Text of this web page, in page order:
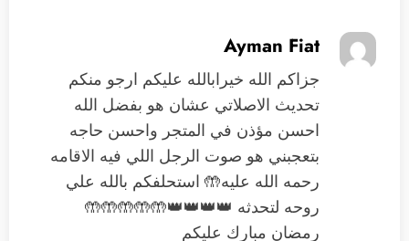
Ayman Fiat
جزاكم الله خيرابالله عليكم ارجو منكم
تحديث الاصلاتي عشان هو بفضل الله
احسن مؤذن في المتجر واحسن حاجه
بتعجبني هو صوت الرجل اللي فيه الاقامه
رحمه الله عليه🤲 استحلفكم بالله علي
روحه لتحدثه 👑👑👑👑🤲🤲🤲🤲🤲
رمضان مبارك عليكم